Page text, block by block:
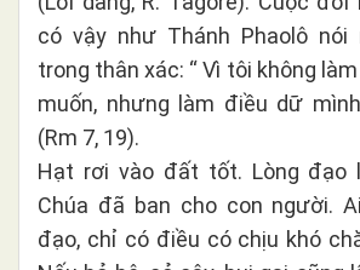
có vậy như Thánh Phaolô
trong thân xác: “ Vì tôi không
muốn, nhưng làm điều dữ
(Rm 7, 19).
Hạt rơi vào đất tốt. Lòng
Chúa đã ban cho con người.
đạo, chỉ có điều có chịu khó